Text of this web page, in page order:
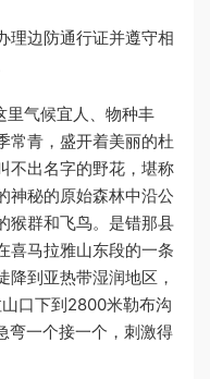
边防通行证并遵守相
气候宜人、物种丰
常青，盛开着美丽的杜
不出名字的野花，堪称
神秘的原始森林中沿公
猴群和飞鸟。是错那县
喜马拉雅山东段的一条
到亚热带湿润地区，
口下到2800米勒布沟
弯一个接一个，刺激得